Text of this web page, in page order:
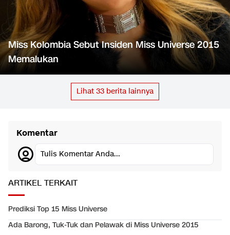
Miss Kolombia Sebut Insiden Miss Universe 2015
Memalukan
Lihat 33 berita lainnya
Komentar
Tulis Komentar Anda...
ARTIKEL TERKAIT
Prediksi Top 15 Miss Universe
Ada Barong, Tuk-Tuk dan Pelawak di Miss Universe 2015